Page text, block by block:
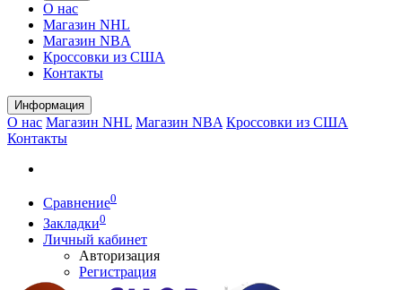
О нас
Магазин NHL
Магазин NBA
Кроссовки из США
Контакты
Информация
О нас Магазин NHL Магазин NBA Кроссовки из США
Контакты
Сравнение0
Закладки0
Личный кабинет
Авторизация
Регистрация